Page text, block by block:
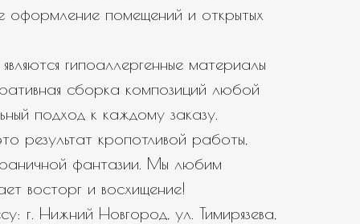
оформление помещений и открытых
гипоаллергенные материалы
сборка композиций любой
подход к каждому заказу.
результат кропотливой работы,
фантазии. Мы любим
восторг и восхищение!
г. Нижний Новгород, ул. Тимирязева,